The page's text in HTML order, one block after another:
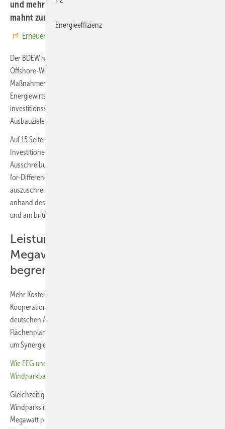
und mehr Investitionssicherheit sorgen sollen – und
mahnt zur Eile.
Erneuerbare Energien bei Google bevorzugen
Der BDEW hat in einem
Offshore-Windenergie gefordert. Mit den darin vorgeschlagenen
Maßnahmen, so heißt es vom Bundesverband der deutschen
Energiewirtschaft, könnte der Ausbau kosteneffizient und
investitionssicher gestaltet werden, ohne die bestehenden
Ausbauziele im Wind-aus-See-Gesetz (WindSeeG) zu verändern.
Auf 15 Seiten listet das Positionspapier auf, was dafür zu tun wäre. Um
Investitionen abzusichern, fordert der BDWE ein neues
Ausschreibungsdesign, basierend auf sinnvoll indexierten Contracts-
for-Difference (CfDs) für alle in den nächsten Jahren
auszuschreibenden Flächen. Die Indexierung solle mindestens
anhand des europäischen Verbraucherpreisindexes HICP eingeführt
und am britischen Modell ausgerichtet werden.
Leistungsdichte auf sieben
Megawatt pro Quadratkilometer
begrenzen
Mehr Kosteneffizienz könnte durch grenzüberschreitende Offshore-
Kooperationsprojekte erreicht werden, die dann anteilig auf die
deutschen Ausbauziele angerechnet werden sollten, so der BDEW. Die
Flächenplanung sollte daher stärker europäisch ausgerichtet werden,
um Synergien im Nord- und Ostseeraum besser zu nutzen.
Wie EEG und Co. noch rechtzeitig die richtigen Signale für den
Windparkbau geben
Gleichzeitig fordert der Verband, die Leistungsdichte neuer Offshore-
Windparks in der deutschen Nordsee auf in der Regel maximal sieben
Megawatt pro Quadratkilometer zu begrenzen. So könnten
Energieeffizienz